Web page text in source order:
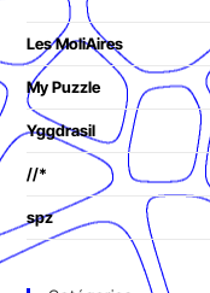
Les MoliAires
My Puzzle
Yggdrasil
//*
spz